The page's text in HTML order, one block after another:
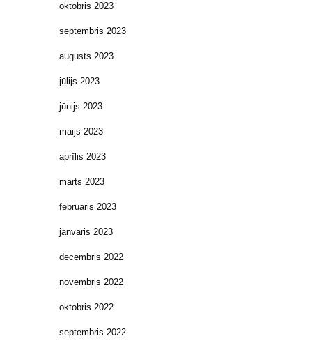
oktobris 2023
septembris 2023
augusts 2023
jūlijs 2023
jūnijs 2023
maijs 2023
aprīlis 2023
marts 2023
februāris 2023
janvāris 2023
decembris 2022
novembris 2022
oktobris 2022
septembris 2022